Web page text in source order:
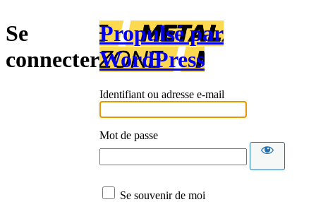
Se
connecter
Propulsé par
WordPress
Identifiant ou adresse e-mail
Mot de passe
Se souvenir de moi